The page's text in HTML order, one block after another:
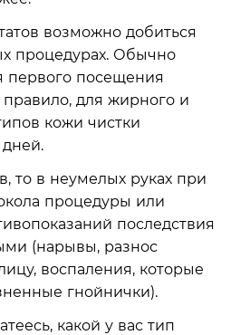
возможно добиться
процедурах. Обычно
первого посещения
правило, для жирного и
кожи чистки
дней.
то в неумелых руках при
процедуры или
последствия
(нарывы, разнос
воспаления, которые
гнойнички).
какой у вас тип